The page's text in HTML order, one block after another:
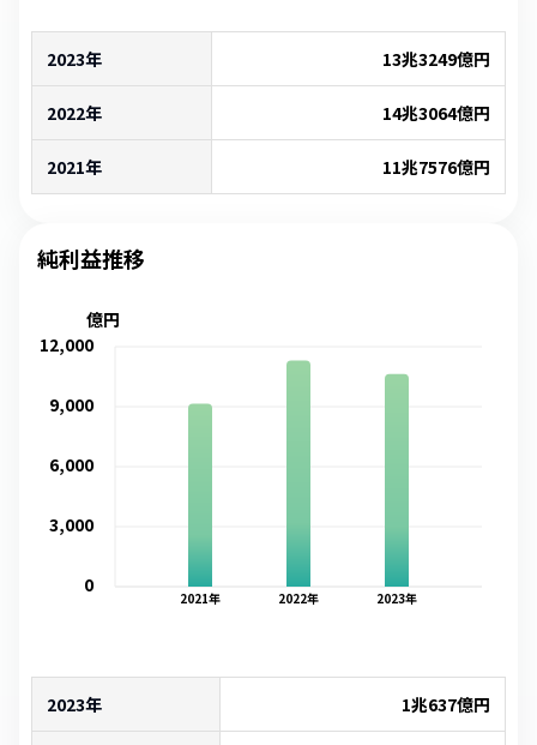
2023年 13兆3249億円
2022年 14兆3064億円
2021年 11兆7576億円
純利益推移
2021年 2022年 2023年
0
3,000
6,000
9,000
12,000
億円
2023年 1兆637億円